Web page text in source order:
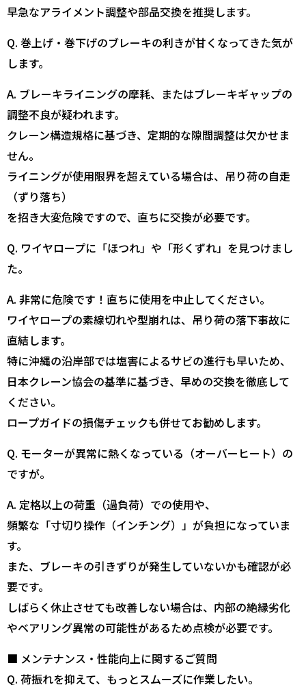
早急なアライメント調整や部品交換を推奨します。
Q. 巻上げ・巻下げのブレーキの利きが甘くなってきた気が
します。
A. ブレーキライニングの摩耗、またはブレーキギャップの
調整不良が疑われます。
クレーン構造規格に基づき、定期的な隙間調整は欠かせま
せん。
ライニングが使用限界を超えている場合は、吊り荷の自走
（ずり落ち）
を招き大変危険ですので、直ちに交換が必要です。
Q. ワイヤロープに「ほつれ」や「形くずれ」を見つけまし
た。
A. 非常に危険です！直ちに使用を中止してください。
ワイヤロープの素線切れや型崩れは、吊り荷の落下事故に
直結します。
特に沖縄の沿岸部では塩害によるサビの進行も早いため、
日本クレーン協会の基準に基づき、早めの交換を徹底して
ください。
ロープガイドの損傷チェックも併せてお勧めします。
Q. モーターが異常に熱くなっている（オーバーヒート）の
ですが。
A. 定格以上の荷重（過負荷）での使用や、
頻繁な「寸切り操作（インチング）」が負担になっていま
す。
また、ブレーキの引きずりが発生していないかも確認が必
要です。
しばらく休止させても改善しない場合は、内部の絶縁劣化
やベアリング異常の可能性があるため点検が必要です。
■ メンテナンス・性能向上に関するご質問
Q. 荷振れを抑えて、もっとスムーズに作業したい。